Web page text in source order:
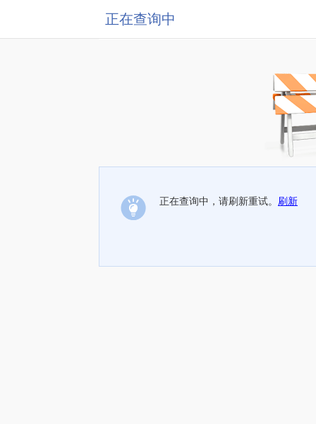
正在查询中
正在查询中，请刷新重试。 刷新